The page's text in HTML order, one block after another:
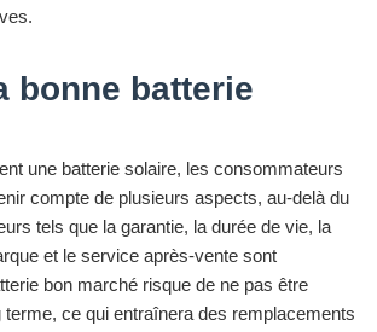
bonne batterie
une batterie solaire, les consommateurs
compte de plusieurs aspects, au-delà du
tels que la garantie, la durée de vie, la
et le service après-vente sont
bon marché risque de ne pas être
terme, ce qui entraînera des remplacements